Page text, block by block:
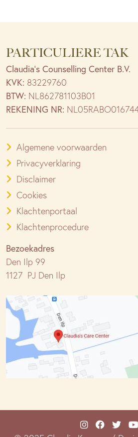
PARTICULIERE TAK
Claudia’s Counselling Center B.V.
KVK: 83229760
BTW: NL862781103B01
REKENING NR:
Algemene voorwaarden
Privacyverklaring
Disclaimer
Cookies
Klachtenportaal
Klachtenprocedure
Bezoekadres
Den Ilp 99
1127 PJ Den Ilp